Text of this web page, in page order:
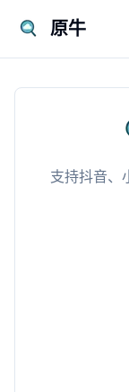
原牛
支持我们
支持抖音、